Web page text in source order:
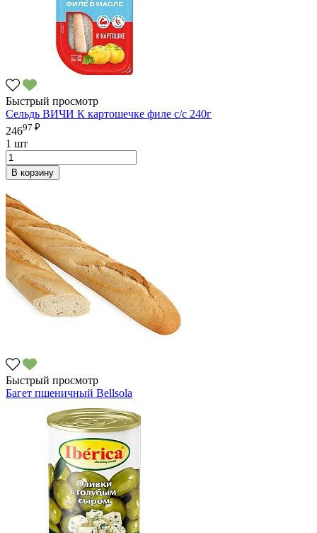
Быстрый просмотр
Сельдь ВИЧИ К картошечке филе с/с 240г
24697 ₽
1 шт
В корзину
Быстрый просмотр
Багет пшеничный Bellsola